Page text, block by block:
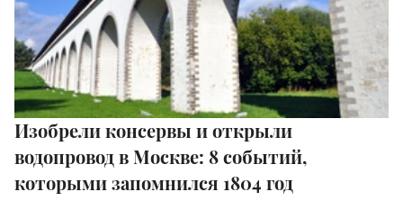
Изобрели консервы и открыли
водопровод в Москве: 8 событий,
которыми запомнился 1804 год